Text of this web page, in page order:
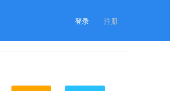
登录 注册